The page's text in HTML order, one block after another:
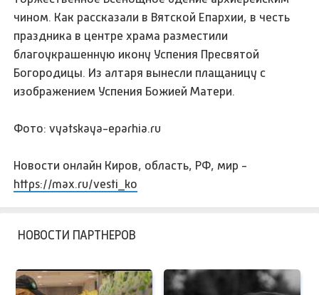
чином. Как рассказали в Вятской Епархии, в честь
праздника в центре храма разместили
благоукрашенную икону Успения Пресвятой
Богородицы. Из алтаря вынесли плащаницу с
изображением Успения Божией Матери.
Фото: vyatskaya-eparhia.ru
Новости онлайн Киров, область, РФ, мир -
https://max.ru/vesti_ko
НОВОСТИ ПАРТНЕРОВ